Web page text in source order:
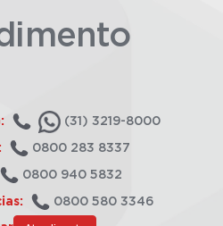
(31) 3219-8000
0800 283 8337
0800 940 5832
0800 580 3346